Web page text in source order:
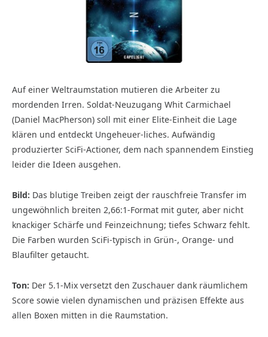
Auf einer Weltraumstation mutieren die Arbeiter zu
mordenden Irren. Soldat-Neuzugang Whit Carmichael
(Daniel MacPherson) soll mit einer Elite-Einheit die Lage
klären und entdeckt Ungeheuer-liches. Aufwändig
produzierter SciFi-Actioner, dem nach spannendem Einstieg
leider die Ideen ausgehen.
Bild: Das blutige Treiben zeigt der rauschfreie Transfer im
ungewöhnlich breiten 2,66:1-Format mit guter, aber nicht
knackiger Schärfe und Feinzeichnung; tiefes Schwarz fehlt.
Die Farben wurden SciFi-typisch in Grün-, Orange- und
Blaufilter getaucht.
Ton: Der 5.1-Mix versetzt den Zuschauer dank räumlichem
Score sowie vielen dynamischen und präzisen Effekte aus
allen Boxen mitten in die Raumstation.